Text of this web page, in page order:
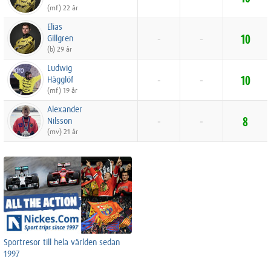
(mf) 22 år
Elias
Gillgren
(b) 29 år
- - 10
Ludwig
Hägglöf
(mf) 19 år
- - 10
Alexander
Nilsson
(mv) 21 år
- - 8
Sportresor till hela världen sedan
1997